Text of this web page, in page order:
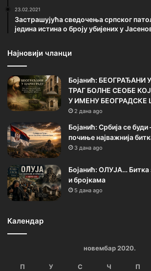
23.02.2021
Застрашујућа сведочења српског
једина истина о броју убијених у
Најновији чланци
Бојанић: БЕОГРАЂАНИ
ТРАГ БОЛНЕ СЕОБЕ
У ИМЕНУ БЕОГРАДСКЕ
2 дана ago
Бојанић: Србија се буди
почиње најважнија
3 дана ago
Бојанић: ОЛУЈА… Битка
и бројкама
5 дана ago
Календар
новембар 2020.
П У С Ч П